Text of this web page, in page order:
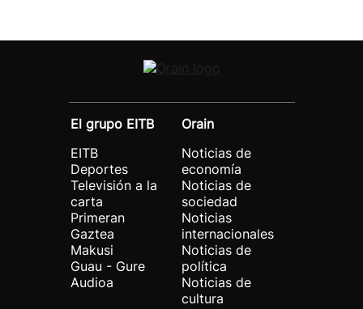
El grupo EITB
EITB
Deportes
Televisión a la
carta
Primeran
Gaztea
Makusi
Guau - Gure
Audioa
Orain
Noticias de
economía
Noticias de
sociedad
Noticias
internacionales
Noticias de
política
Noticias de
cultura